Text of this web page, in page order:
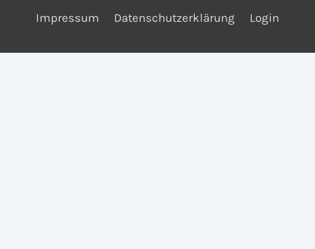
Impressum Datenschutzerklärung Login